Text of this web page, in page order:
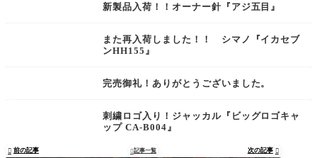
新製品入荷！！オーナー針『アジ五目』
また再入荷しました！！ シマノ『イカセブ
ンHH155』
完売御礼！ありがとうございました。
刺繍ロゴ入り！ジャッカル『ビッグロゴキャ
ップ CA-B004』
 前の記事 記事一覧 次の記事 